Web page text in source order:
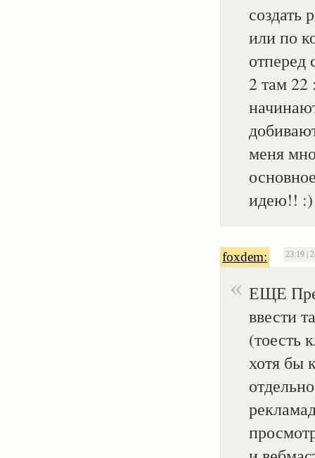
создать
или по
отперед
2 там 22
меня
идею!! :)
foxdem: 23:19 |
ЕЩЕ
ввести
(тоесть
хотя бы